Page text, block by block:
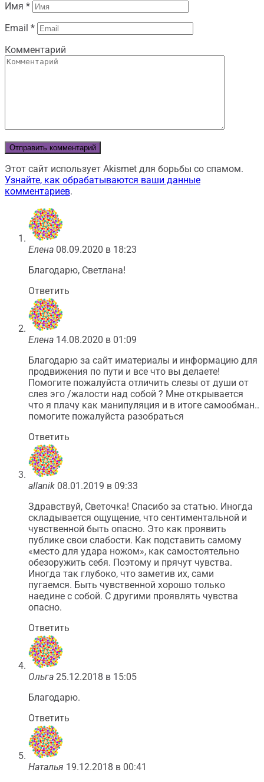
Имя *
Email *
Комментарий
Этот сайт использует Akismet для борьбы со спамом.
Узнайте, как обрабатываются ваши данные
комментариев.
Елена 08.09.2020 в 18:23
Благодарю, Светлана!
Ответить
Елена 14.08.2020 в 01:09
Благодарю за сайт иматериалы и информацию для
продвижения по пути и все что вы делаете!
Помогите пожалуйста отличить слезы от души от
слез эго /жалости над собой ? Мне открывается
что я плачу как манипуляция и в итоге самообман..
помогите пожалуйста разобраться
Ответить
allanik 08.01.2019 в 09:33
Здравствуй, Светочка! Спасибо за статью. Иногда
складывается ощущение, что сентиментальной и
чувственной быть опасно. Это как проявить
публике свои слабости. Как подставить самому
«место для удара ножом», как самостоятельно
обезоружить себя. Поэтому и прячут чувства.
Иногда так глубоко, что заметив их, сами
пугаемся. Быть чувственной хорошо только
наедине с собой. С другими проявлять чувства
опасно.
Ответить
Ольга 25.12.2018 в 15:05
Благодарю.
Ответить
Наталья 19.12.2018 в 00:41